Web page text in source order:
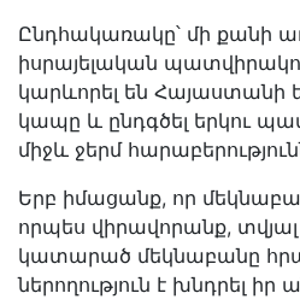
Ընդհակառակը՝ մի քանի
իսրայելական
կարևորել են Հայաստանի
կապը և ընդգծել երկու
միջև ջերմ
Երբ իմացանք, որ
որպես վիրավորանք,
կատարած մեկնաբանը
ներողություն է խնդրել